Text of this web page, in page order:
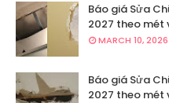
Báo giá Sửa
2027 theo mét
MARCH 10, 2026
Báo giá Sửa
2027 theo mét